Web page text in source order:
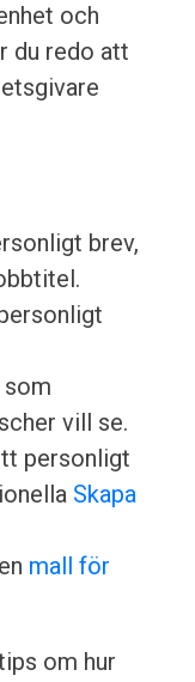
och
du redo att
brev,
som
vill se.
personligt
Skapa
mall för
om hur